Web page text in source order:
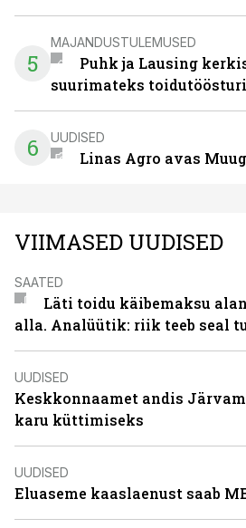
5
MAJANDUSTULEMUSED
Puhk ja Lausing
suurimateks
6 UUDISED
Linas Agro avas
VIIMASED UUDISED
SAATED
Läti toidu käibemaksu
alla. Analüütik: riik teeb seal
UUDISED
Keskkonnaamet andis
karu küttimiseks
UUDISED
Eluaseme kaaslaenust saab